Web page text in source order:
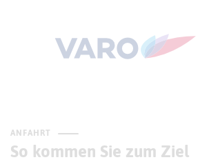
ANFAHRT
So kommen Sie zum Ziel